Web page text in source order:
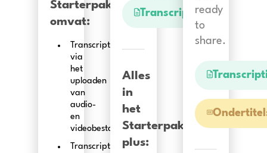
Starterpakket
omvat:
Transcriptie
via
het
uploaden
van
audio-
en
videobestanden
Transcription
Transcriptie
Alles
in
het
Starterpakket
plus:
ready
to
share.